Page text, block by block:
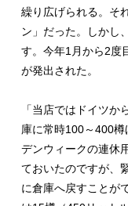
繰り広げられる。そ
ン」だった。しかし
す。今年1月から2度
が発出された。
「当店ではドイツ
庫に常時100～400
デンウィークの連休
ておいたのですが、
に倉庫へ戻すことが